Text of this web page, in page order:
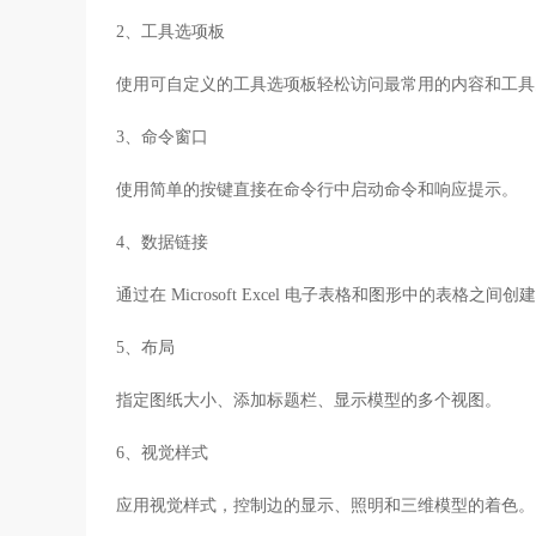
2、工具选项板
使用可自定义的工具选项板轻松访问最常用的内容和工具
3、命令窗口
使用简单的按键直接在命令行中启动命令和响应提示。
4、数据链接
通过在 Microsoft Excel 电子表格和图形中的表格之间创
5、布局
指定图纸大小、添加标题栏、显示模型的多个视图。
6、视觉样式
应用视觉样式，控制边的显示、照明和三维模型的着色。